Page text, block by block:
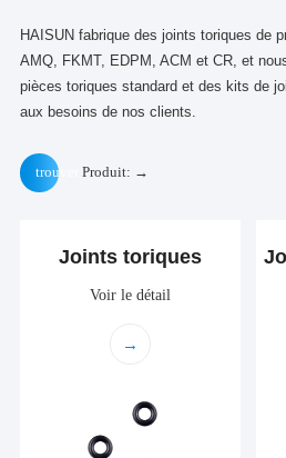
HAISUN fabrique des joints toriques de
AMQ, FKMT, EDPM, ACM et CR, et
pièces toriques standard et des kits de
aux besoins de nos clients.
trouver Produit: →
Joints toriques
Voir le détail
→